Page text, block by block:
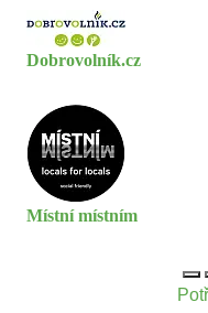
Dobrovolník.cz
Místní místním